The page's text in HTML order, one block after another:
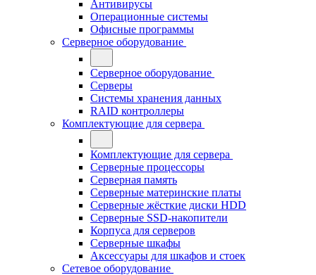
Антивирусы
Операционные системы
Офисные программы
Серверное оборудование
Серверное оборудование
Серверы
Системы хранения данных
RAID контроллеры
Комплектующие для сервера
Комплектующие для сервера
Серверные процессоры
Серверная память
Серверные материнские платы
Серверные жёсткие диски HDD
Серверные SSD-накопители
Корпуса для серверов
Серверные шкафы
Аксессуары для шкафов и стоек
Сетевое оборудование